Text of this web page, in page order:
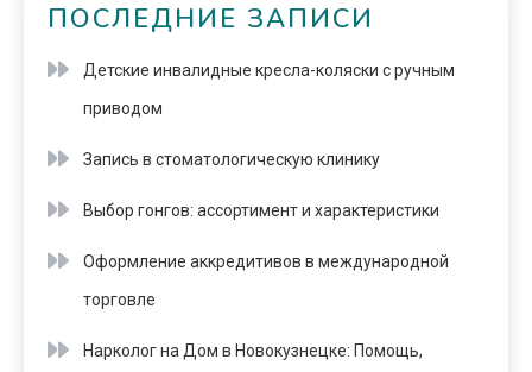
ПОСЛЕДНИЕ ЗАПИСИ
Детские инвалидные кресла-коляски с ручным
приводом
Запись в стоматологическую клинику
Выбор гонгов: ассортимент и характеристики
Оформление аккредитивов в международной
торговле
Нарколог на Дом в Новокузнецке: Помощь,